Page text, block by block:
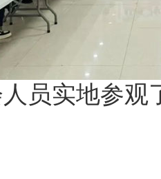
员实地参观